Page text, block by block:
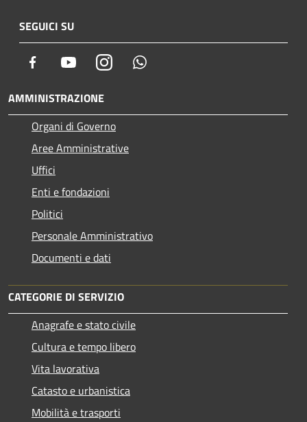
SEGUICI SU
Facebook YoutubeInstagram
AMMINISTRAZIONE
Organi di Governo
Aree Amministrative
Uffici
Enti e fondazioni
Politici
Personale Amministrativo
Documenti e dati
CATEGORIE DI SERVIZIO
Anagrafe e stato civile
Cultura e tempo libero
Vita lavorativa
Catasto e urbanistica
Mobilità e trasporti